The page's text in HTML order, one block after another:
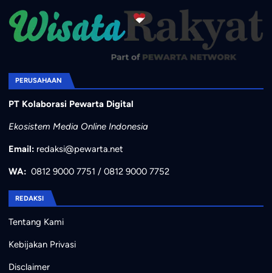
PERUSAHAAN
PT Kolaborasi Pewarta Digital
Ekosistem Media Online Indonesia
Email: redaksi@pewarta.net
WA: 0812 9000 7751 / 0812 9000 7752
REDAKSI
Tentang Kami
Kebijakan Privasi
Disclaimer